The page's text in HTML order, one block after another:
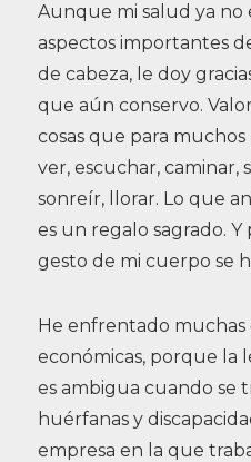
Aunque mi salud ya no
aspectos importantes
de cabeza, le doy
que aún conservo.
cosas que para muchos
ver, escuchar, caminar,
sonreír, llorar. Lo que
es un regalo sagrado.
gesto de mi cuerpo se
He enfrentado
económicas, porque la
es ambigua cuando se
huérfanas y
empresa en la que